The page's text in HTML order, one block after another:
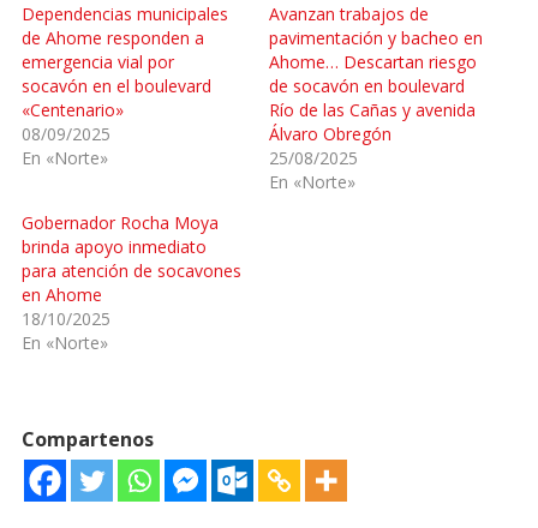
Dependencias municipales
de Ahome responden a
emergencia vial por
socavón en el boulevard
«Centenario»
08/09/2025
En «Norte»
Avanzan trabajos de
pavimentación y bacheo en
Ahome… Descartan riesgo
de socavón en boulevard
Río de las Cañas y avenida
Álvaro Obregón
25/08/2025
En «Norte»
Gobernador Rocha Moya
brinda apoyo inmediato
para atención de socavones
en Ahome
18/10/2025
En «Norte»
Compartenos